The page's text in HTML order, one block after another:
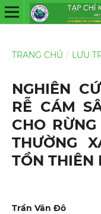
TRANG CHỦ / LƯU
NGHIÊN
RỄ CÁM
CHO
THƯỜNG
TỒN THIÊN
Trần Văn Đô